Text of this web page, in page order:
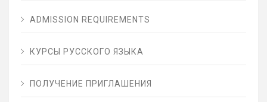
ADMISSION REQUIREMENTS
КУРСЫ РУССКОГО ЯЗЫКА
ПОЛУЧЕНИЕ ПРИГЛАШЕНИЯ